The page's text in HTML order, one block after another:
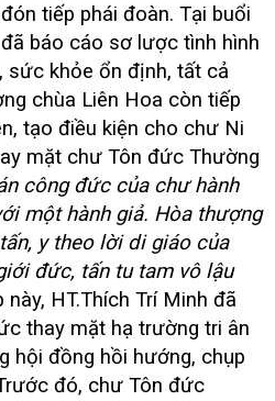
tiếp phái đoàn. Tại buổi
đã báo cáo sơ lược tình hình
sức khỏe ổn định, tất cả
chùa Liên Hoa còn tiếp
tạo điều kiện cho chư Ni
mặt chư Tôn đức Thường
công đức của chư hành
một hành giả. Hòa thượng
y theo lời di giáo của
đức, tấn tu tam vô lậu
này, HT.Thích Trí Minh đã
thay mặt hạ trường tri ân
hội đồng hồi hướng, chụp
đó, chư Tôn đức